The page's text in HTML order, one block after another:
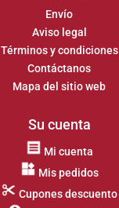
Envío
Aviso legal
Términos y condiciones
Contáctanos
Mapa del sitio web
Su cuenta
Mi cuenta
Mis pedidos
Cupones descuento